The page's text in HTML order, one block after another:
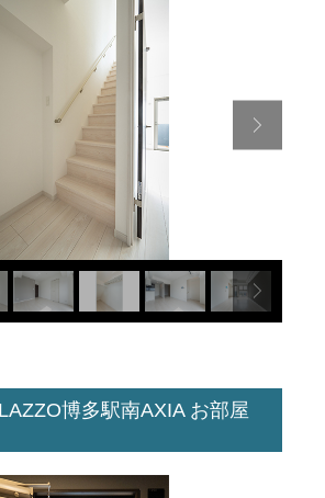
博多駅南AXIA お部屋